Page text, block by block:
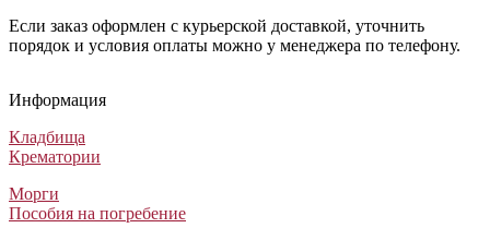
Если заказ оформлен с курьерской доставкой, уточнить
порядок и условия оплаты можно у менеджера по телефону.
Лакированные гробы
Лакированные гробы
Гробы обитые тканью
Лакированные гробы
Информация
Кладбища
Крематории
Морги
Пособия на погребение